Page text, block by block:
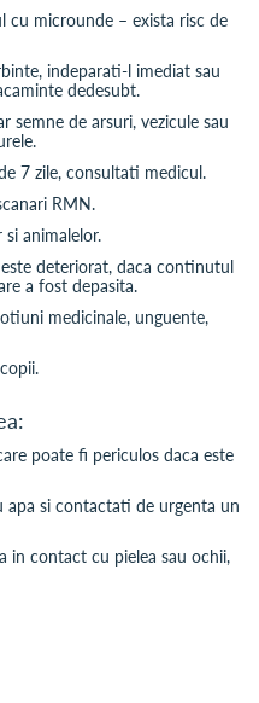
cu microunde – exista risc de
indeparati-l imediat sau
dedesubt.
semne de arsuri, vezicule sau
7 zile, consultati medicul.
RMN.
animalelor.
deteriorat, daca continutul
a fost depasita.
medicinale, unguente,
poate fi periculos daca este
apa si contactati de urgenta un
in contact cu pielea sau ochii,